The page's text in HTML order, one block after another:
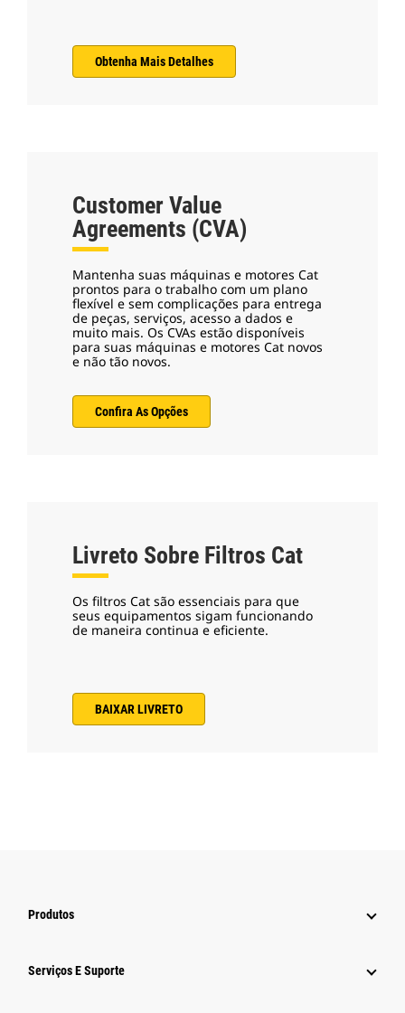
Obtenha Mais Detalhes
Customer Value
Agreements (CVA)
Mantenha suas máquinas e motores Cat
prontos para o trabalho com um plano
flexível e sem complicações para entrega
de peças, serviços, acesso a dados e
muito mais. Os CVAs estão disponíveis
para suas máquinas e motores Cat novos
e não tão novos.
Confira As Opções
Livreto Sobre Filtros Cat
Os filtros Cat são essenciais para que
seus equipamentos sigam funcionando
de maneira continua e eficiente.
BAIXAR LIVRETO
Produtos
Serviços E Suporte